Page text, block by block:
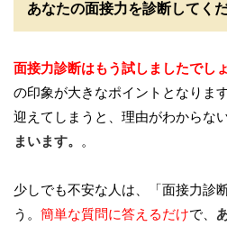
あなたの面接力を診断してく
面接力診断はもう試しましたでし
の印象が大きなポイントとなりま
迎えてしまうと、理由がわからな
まいます。 。
少しでも不安な人は、「面接力診
う。 簡単な質問に答えるだけで、